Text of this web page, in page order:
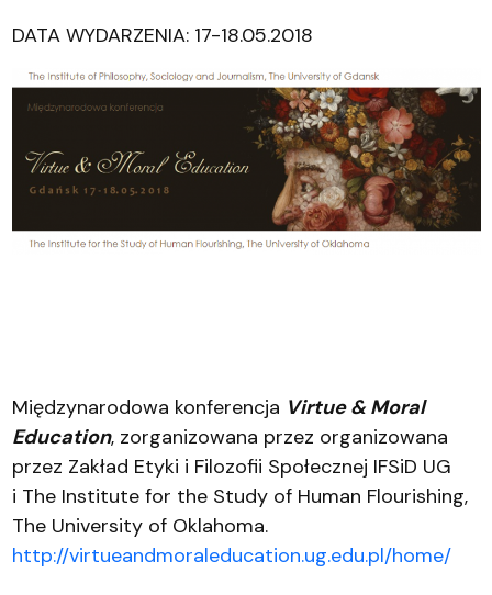
DATA WYDARZENIA: 17-18.05.2018
Międzynarodowa konferencja Virtue & Moral
Education, zorganizowana przez organizowana
przez Zakład Etyki i Filozofii Społecznej IFSiD UG
i The Institute for the Study of Human Flourishing,
The University of Oklahoma.
http://virtueandmoraleducation.ug.edu.pl/home/